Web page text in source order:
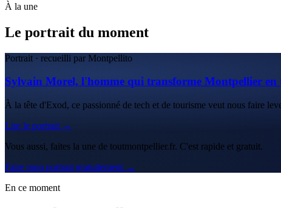
À la une
Le portrait du moment
Portrait · recueilli par Montpellito
Sylvain Morel, l'homme qui transforme Montpellier
À la tête d'Exod, ce passionné de tech et de tourisme veut nous faire
Lire le portrait →
Vous aussi, faites la une de toutmontpellier.fr. C'est rapide et gratuit.
Faire mon portrait gratuitement →
En ce moment